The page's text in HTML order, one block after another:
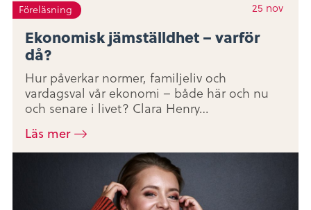
Föreläsning 25 nov
Ekonomisk jämställdhet – varför
då?
Hur påverkar normer, familjeliv och
vardagsval vår ekonomi – både här och nu
och senare i livet? Clara Henry…
Läs mer